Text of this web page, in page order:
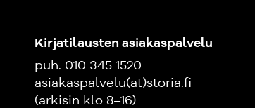
Kirjatilausten asiakaspalvelu
puh. 010 345 1520
asiakaspalvelu(at)storia.fi
(arkisin klo 8–16)